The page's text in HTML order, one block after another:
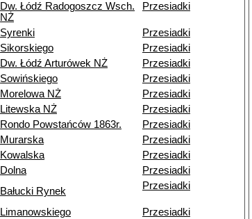
Dw. Łódź Radogoszcz Wsch.
NŻ
Przesiadki
Syrenki
Przesiadki
Sikorskiego
Przesiadki
Dw. Łódź Arturówek NŻ
Przesiadki
Sowińskiego
Przesiadki
Morelowa NŻ
Przesiadki
Litewska NŻ
Przesiadki
Rondo Powstańców 1863r.
Przesiadki
Murarska
Przesiadki
Kowalska
Przesiadki
Dolna
Przesiadki
Bałucki Rynek Przesiadki
Limanowskiego
Przesiadki